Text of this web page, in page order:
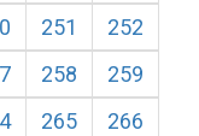
251
252
258
259
265
266